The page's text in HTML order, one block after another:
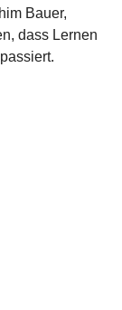
Bauer,
dass Lernen